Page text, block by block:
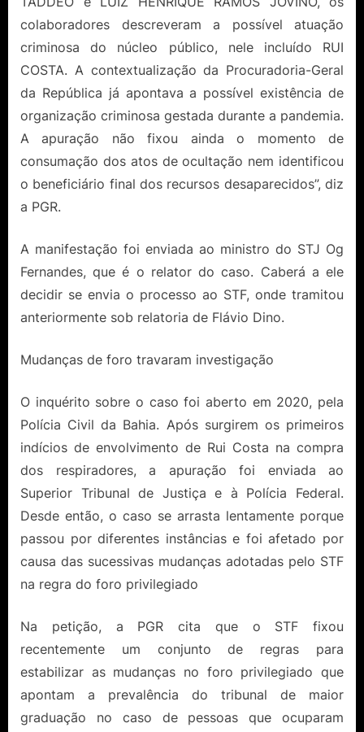
colaboradores descreveram a possível atuação
criminosa do núcleo público, nele incluído RUI
COSTA. A contextualização da Procuradoria-Geral
da República já apontava a possível existência de
organização criminosa gestada durante a pandemia.
A apuração não fixou ainda o momento de
consumação dos atos de ocultação nem identificou
o beneficiário final dos recursos desaparecidos”, diz
a PGR.
A manifestação foi enviada ao ministro do STJ Og
Fernandes, que é o relator do caso. Caberá a ele
decidir se envia o processo ao STF, onde tramitou
anteriormente sob relatoria de Flávio Dino.
Mudanças de foro travaram investigação
O inquérito sobre o caso foi aberto em 2020, pela
Polícia Civil da Bahia. Após surgirem os primeiros
indícios de envolvimento de Rui Costa na compra
dos respiradores, a apuração foi enviada ao
Superior Tribunal de Justiça e à Polícia Federal.
Desde então, o caso se arrasta lentamente porque
passou por diferentes instâncias e foi afetado por
causa das sucessivas mudanças adotadas pelo STF
na regra do foro privilegiado
Na petição, a PGR cita que o STF fixou
recentemente um conjunto de regras para
estabilizar as mudanças no foro privilegiado que
apontam a prevalência do tribunal de maior
graduação no caso de pessoas que ocuparam